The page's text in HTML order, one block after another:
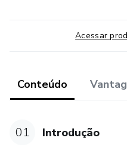
Acessar
Conteúdo
01 Introdução